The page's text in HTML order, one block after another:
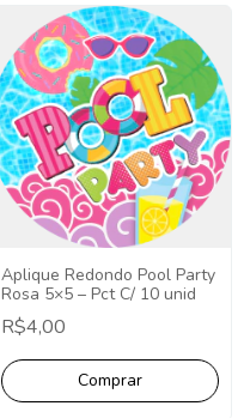
Aplique Redondo Pool Party
Rosa 5×5 – Pct C/ 10 unid
R$4,00